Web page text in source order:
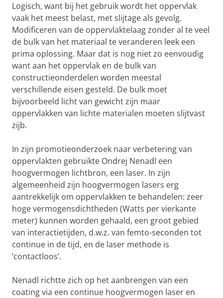
Logisch, want bij het gebruik wordt het oppervlak
vaak het meest belast, met slijtage als gevolg.
Modificeren van de oppervlaktelaag zonder al te veel
de bulk van het materiaal te veranderen leek een
prima oplossing. Maar dat is nog niet zo eenvoudig
want aan het oppervlak en de bulk van
constructieonderdelen worden meestal
verschillende eisen gesteld. De bulk moet
bijvoorbeeld licht van gewicht zijn maar
oppervlakken van lichte materialen moeten slijtvast
zijb.
In zijn promotieonderzoek naar verbetering van
oppervlakten gebruikte Ondrej Nenadl een
hoogvermogen lichtbron, een laser. In zijn
algemeenheid zijn hoogvermogen lasers erg
aantrekkelijk om oppervlakken te behandelen: zeer
hoge vermogensdichtheden (Watts per vierkante
meter) kunnen worden gehaald, een groot gebied
van interactietijden, d.w.z. van femto-seconden tot
continue in de tijd, en de laser methode is
‘contactloos’.
Nenadl richtte zich op het aanbrengen van een
coating via een continue hoogvermogen laser en